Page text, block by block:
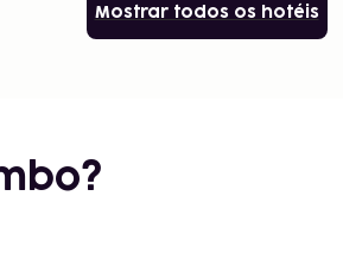
Mostrar todos os hotéis